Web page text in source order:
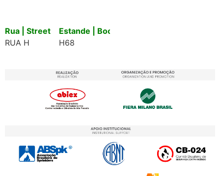
Rua | Street
RUA H
Estande | Booth
H68